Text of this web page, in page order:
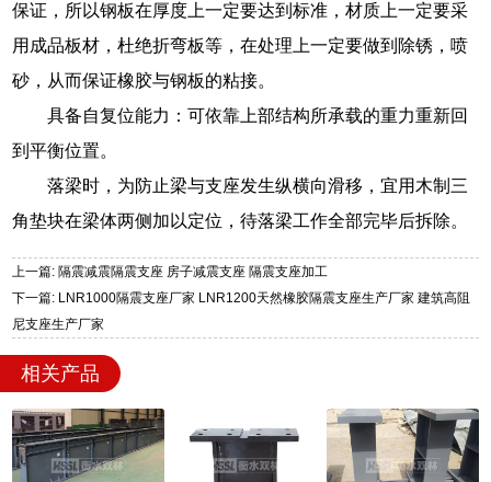
保证，所以钢板在厚度上一定要达到标准，材质上一定要采
用成品板材，杜绝折弯板等，在处理上一定要做到除锈，喷
砂，从而保证橡胶与钢板的粘接。
具备自复位能力：可依靠上部结构所承载的重力重新回
到平衡位置。
落梁时，为防止梁与支座发生纵横向滑移，宜用木制三
角垫块在梁体两侧加以定位，待落梁工作全部完毕后拆除。
上一篇: 隔震减震隔震支座 房子减震支座 隔震支座加工
下一篇: LNR1000隔震支座厂家 LNR1200天然橡胶隔震支座生产厂家 建筑高阻
尼支座生产厂家
相关产品